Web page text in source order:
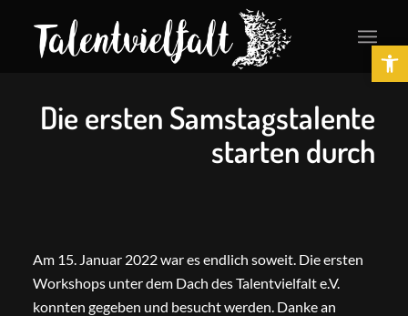
Die ersten Samstagstalente
starten durch
Am 15. Januar 2022 war es endlich soweit. Die ersten
Workshops unter dem Dach des Talentvielfalt e.V.
konnten gegeben und besucht werden. Danke an